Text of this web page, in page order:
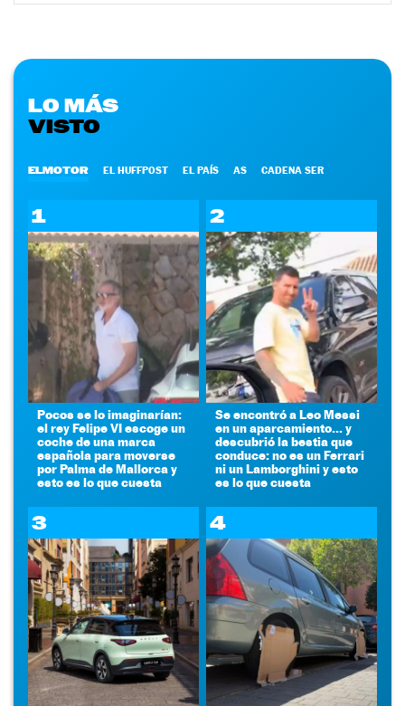
LO MÁS
VISTO
ELMOTOR EL HUFFPOST EL PAÍS AS CADENA SER
1
Pocos se lo imaginarían:
el rey Felipe VI escoge un
coche de una marca
española para moverse
por Palma de Mallorca y
esto es lo que cuesta
2
Se encontró a Leo Messi
en un aparcamiento... y
descubrió la bestia que
conduce: no es un Ferrari
ni un Lamborghini y esto
es lo que cuesta
3 4